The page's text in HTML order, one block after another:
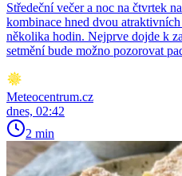
Středeční večer a noc na čtvrtek
kombinace hned dvou
několika hodin. Nejprve dojde k
setmění bude možno pozorovat
Meteocentrum.cz
dnes, 02:42
2 min